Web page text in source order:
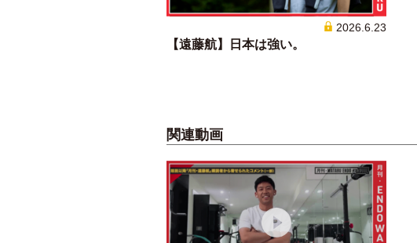
2026.6.23
【遠藤航】日本は強い。
関連動画